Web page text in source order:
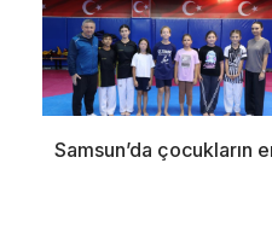
Samsun’da çocukların